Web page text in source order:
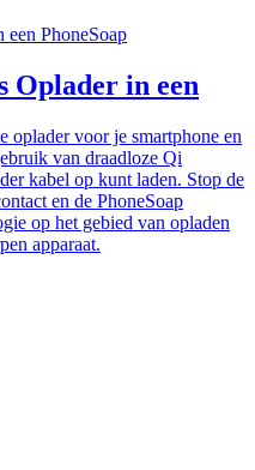
PhoneSoap
Oplader in een
oplader voor je smartphone en
van draadloze Qi
kabel op kunt laden. Stop de
en de PhoneSoap
op het gebied van opladen
apparaat.